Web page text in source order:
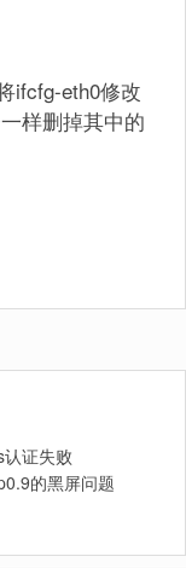
ifcfg-eth0修改
样删掉其中的
证失败
的黑屏问题